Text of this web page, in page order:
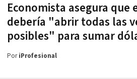
Economista asegura que
debería "abrir todas las
posibles" para sumar
PoriProfesional